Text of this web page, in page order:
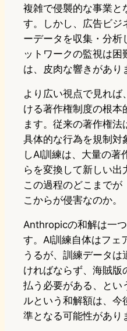
複雑で侵襲的な事業と
す。しかし、広告ビジ
ーデータを収集・分
ットワークの監視は
は、皮肉な響きがあり
より広い視点で見れば
ける著作権制度の根本
ます。従来の著作権法
具体的な行為を規制対
しAI訓練は、大量の著
らを変換して新しい出
この過程のどこまで
こからが侵害なのか。
Anthropicの和解は一
す。AI訓練自体はフェ
うるが、訓練データ
ければならず、海賊版
払う必要がある、とい
ルという和解額は、今
準となる可能性があり